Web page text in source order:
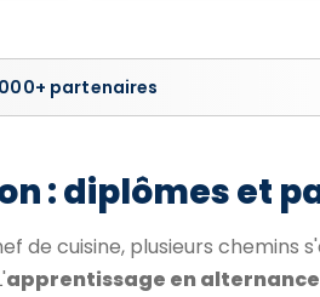
partenaires
: diplômes et
de cuisine, plusieurs chemins
apprentissage en alternance